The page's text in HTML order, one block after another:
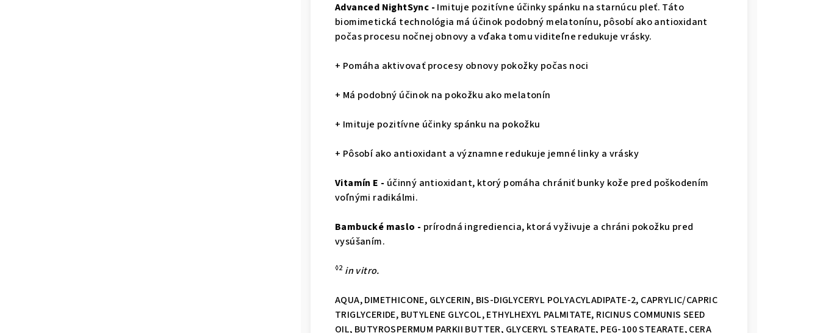
Advanced NightSync - Imituje pozitívne účinky spánku na starnúcu pleť. Táto
biomimetická technológia má účinok podobný melatonínu, pôsobí ako antioxidant
počas procesu nočnej obnovy a vďaka tomu viditeľne redukuje vrásky.
+ Pomáha aktivovať procesy obnovy pokožky počas noci
+ Má podobný účinok na pokožku ako melatonín
+ Imituje pozitívne účinky spánku na pokožku
+ Pôsobí ako antioxidant a významne redukuje jemné linky a vrásky
Vitamín E - účinný antioxidant, ktorý pomáha chrániť bunky kože pred poškodením
voľnými radikálmi.
Bambucké maslo - prírodná ingrediencia, ktorá vyživuje a chráni pokožku pred
vysúšaním.
◊2 in vitro.
AQUA, DIMETHICONE, GLYCERIN, BIS-DIGLYCERYL POLYACYLADIPATE-2, CAPRYLIC/CAPRIC
TRIGLYCERIDE, BUTYLENE GLYCOL, ETHYLHEXYL PALMITATE, RICINUS COMMUNIS SEED
OIL, BUTYROSPERMUM PARKII BUTTER, GLYCERYL STEARATE, PEG-100 STEARATE, CERA